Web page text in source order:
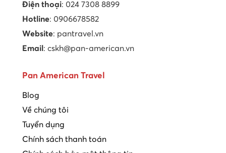
Điện thoại: 024 7308 8899
Hotline: 0906678582
Website: pantravel.vn
Email : cskh@pan-american.vn
Pan American Travel
Blog
Về chúng tôi
Tuyển dụng
Chính sách thanh toán